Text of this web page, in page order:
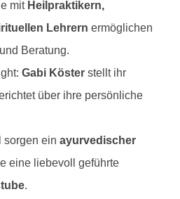
mit Heilpraktikern,
Lehrern ermöglichen
Beratung.
Gabi Köster stellt ihr
über ihre persönliche
sorgen ein ayurvedischer
eine liebevoll geführte
.